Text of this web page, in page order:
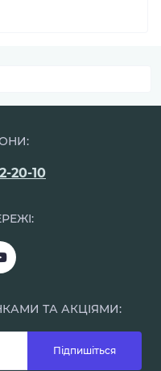
20-10
ТА АКЦІЯМИ:
Підпишіться